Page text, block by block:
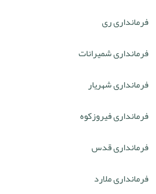
فرمانداری ری
فرمانداری شمیرانات
فرمانداری شهریار
فرمانداری فیروزکوه
فرمانداری قدس
فرمانداری ملارد